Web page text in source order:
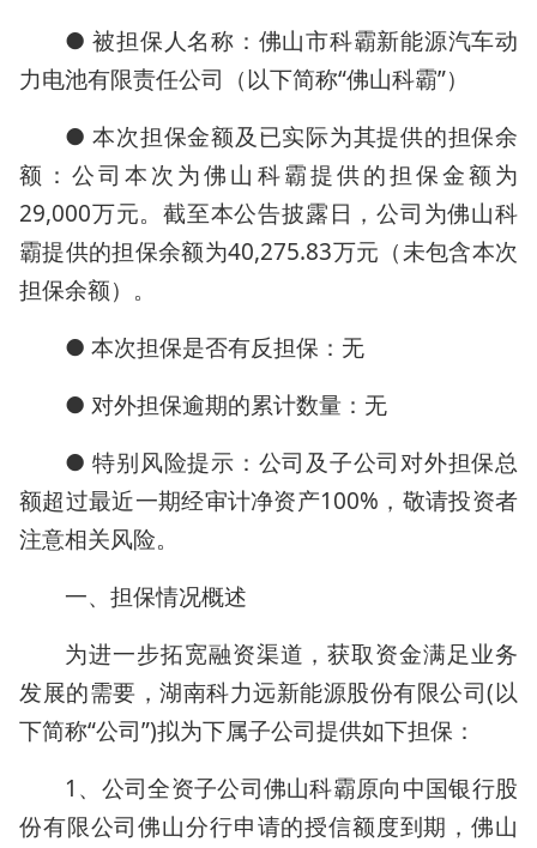
● 被担保人名称：佛山市科霸新能源汽车动
力电池有限责任公司（以下简称“佛山科霸”）
● 本次担保金额及已实际为其提供的担保余
额：公司本次为佛山科霸提供的担保金额为
29,000万元。截至本公告披露日，公司为佛山科
霸提供的担保余额为40,275.83万元（未包含本次
担保余额）。
● 本次担保是否有反担保：无
● 对外担保逾期的累计数量：无
● 特别风险提示：公司及子公司对外担保总
额超过最近一期经审计净资产100%，敬请投资者
注意相关风险。
一、担保情况概述
为进一步拓宽融资渠道，获取资金满足业务
发展的需要，湖南科力远新能源股份有限公司(以
下简称“公司”)拟为下属子公司提供如下担保：
1、公司全资子公司佛山科霸原向中国银行股
份有限公司佛山分行申请的授信额度到期，佛山